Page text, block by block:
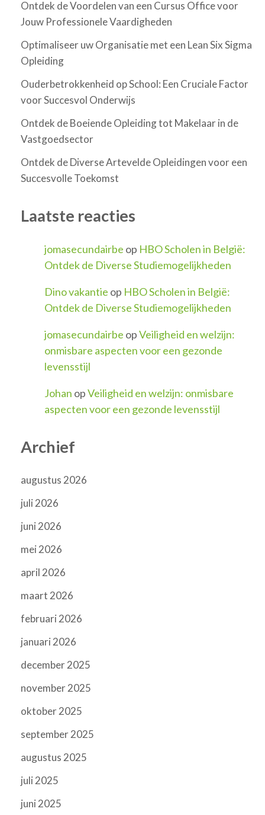
Ontdek de Voordelen van een Cursus Office voor
Jouw Professionele Vaardigheden
Optimaliseer uw Organisatie met een Lean Six Sigma
Opleiding
Ouderbetrokkenheid op School: Een Cruciale Factor
voor Succesvol Onderwijs
Ontdek de Boeiende Opleiding tot Makelaar in de
Vastgoedsector
Ontdek de Diverse Artevelde Opleidingen voor een
Succesvolle Toekomst
Laatste reacties
jomasecundairbe op HBO Scholen in België:
Ontdek de Diverse Studiemogelijkheden
Dino vakantie op HBO Scholen in België:
Ontdek de Diverse Studiemogelijkheden
jomasecundairbe opVeiligheid en welzijn:
onmisbare aspecten voor een gezonde
levensstijl
Johan opVeiligheid en welzijn: onmisbare
aspecten voor een gezonde levensstijl
Archief
augustus 2026
juli 2026
juni 2026
mei 2026
april 2026
maart 2026
februari 2026
januari 2026
december 2025
november 2025
oktober 2025
september 2025
augustus 2025
juli 2025
juni 2025